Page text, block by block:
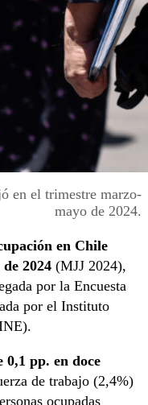
en el trimestre marzo-
mayo de 2024.
en Chile
2024 (MJJ 2024),
por la Encuesta
por el Instituto
0,1 pp. en doce
de trabajo (2,4%)
ocupadas